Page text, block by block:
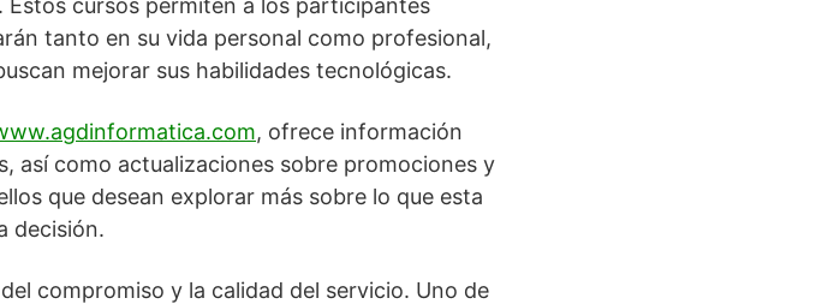
cursos permiten a los participantes
tanto en su vida personal como profesional,
mejorar sus habilidades tecnológicas.
, ofrece información
así como actualizaciones sobre promociones y
que desean explorar más sobre lo que esta
decisión.
compromiso y la calidad del servicio. Uno de